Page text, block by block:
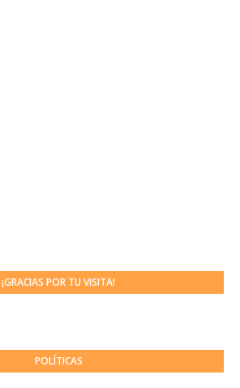
¡GRACIAS POR TU VISITA!
POLÍTICAS